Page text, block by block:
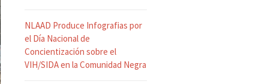
NLAAD Produce Infografias por
el Día Nacional de
Concientización sobre el
VIH/SIDA en la Comunidad Negra